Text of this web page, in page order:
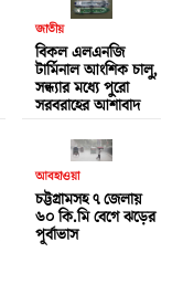
জাতীয়
বিকল এলএনজি
টার্মিনাল আংশিক চালু,
সন্ধ্যার মধ্যে পুরো
সরবরাহের আশাবাদ
আবহাওয়া
চট্টগ্রামসহ ৭ জেলায়
৬০ কি.মি বেগে ঝড়ের
পূর্বাভাস